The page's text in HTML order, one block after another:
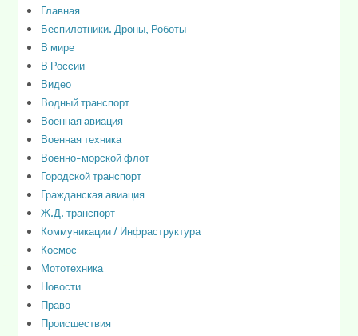
Главная
Беспилотники. Дроны, Роботы
В мире
В России
Видео
Водный транспорт
Военная авиация
Военная техника
Военно-морской флот
Городской транспорт
Гражданская авиация
Ж.Д. транспорт
Коммуникации / Инфраструктура
Космос
Мототехника
Новости
Право
Происшествия